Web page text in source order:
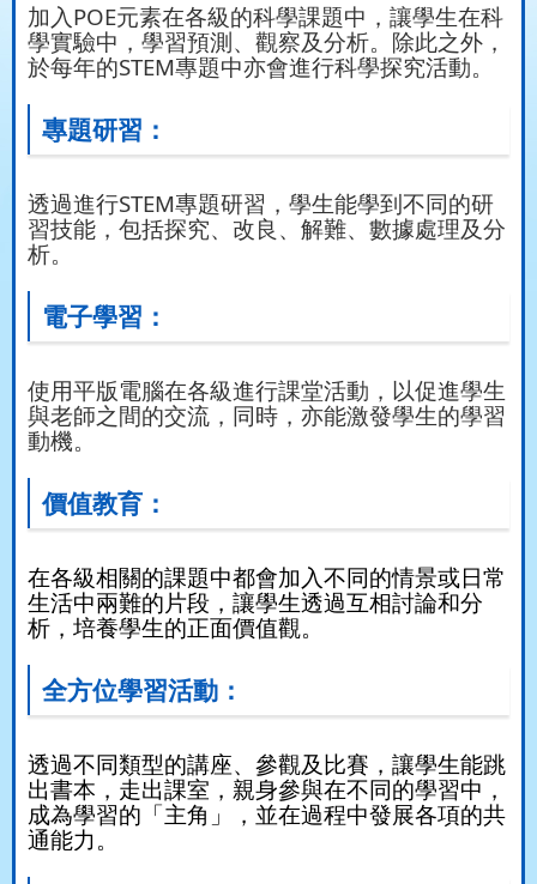
加入POE元素在各級的科學課題中，讓學生在科
學實驗中，學習預測、觀察及分析。除此之外，
於每年的STEM專題中亦會進行科學探究活動。
專題研習：
透過進行STEM專題研習，學生能學到不同的研
習技能，包括探究、改良、解難、數據處理及分
析。
電子學習：
使用平版電腦在各級進行課堂活動，以促進學生
與老師之間的交流，同時，亦能激發學生的學習
動機。
價值教育：
在各級相關的課題中都會加入不同的情景或日常
生活中兩難的片段，讓學生透過互相討論和分
析，培養學生的正面價值觀。
全方位學習活動：
透過不同類型的講座、參觀及比賽，讓學生能跳
出書本，走出課室，親身參與在不同的學習中，
成為學習的「主角」，並在過程中發展各項的共
通能力。